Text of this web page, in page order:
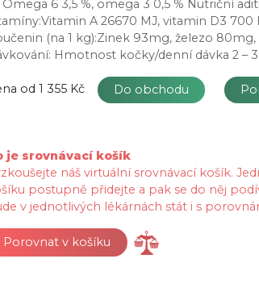
Omega 6 3,5 %, omega 3 0,5 % Nutriční
A 26670 MJ, vitamin D3
(na 1 kg):Zinek 93mg, železo
Hmotnost kočky/denní dávka 2 –
od 1 355 Kč Do obchodu
je srovnávací košík
náš virtuální srovnávací košík.
postupně přidejte a pak se do něj
v jednotlivých lékárnách stát i s
Porovnat v košíku